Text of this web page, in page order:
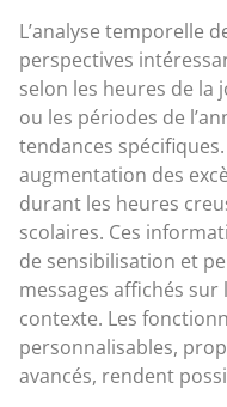
L’analyse temporelle
perspectives
selon les heures de la
ou les périodes de
tendances
augmentation des
durant les heures
scolaires. Ces
de sensibilisation et
messages affichés
contexte. Les
personnalisables,
avancés, rendent